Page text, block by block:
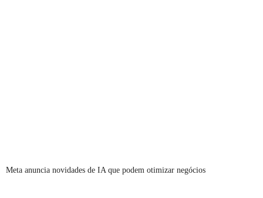
Meta anuncia novidades de IA que podem otimizar negócios